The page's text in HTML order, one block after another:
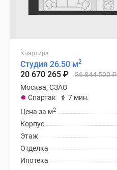
Квартира
Студия 26.50 м2
20 670 265 ₽ 26 844 500₽
Москва, СЗАО
Спартак
7 мин.
Цена за м2
Корпус
Этаж
Отделка
Ипотека